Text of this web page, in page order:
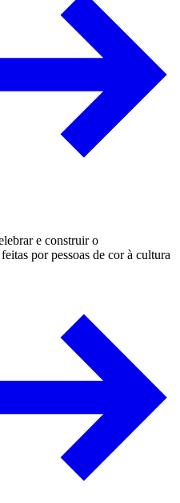
e construir o
por pessoas de cor à cultura